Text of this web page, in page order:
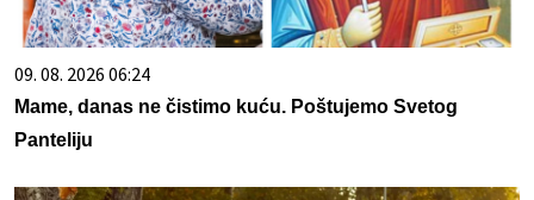
09. 08. 2026 06:24
Mame, danas ne čistimo kuću. Poštujemo Svetog
Panteliju